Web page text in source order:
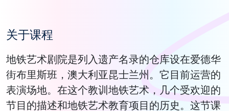
关于课程
地铁艺术剧院是列入遗产名录的仓库设在爱德华
街布里斯班，澳大利亚昆士兰州。它目前运营的
表演场地。在这个教训地铁艺术，几个受欢迎的
节目的描述和地铁艺术教育项目的历史。这节课